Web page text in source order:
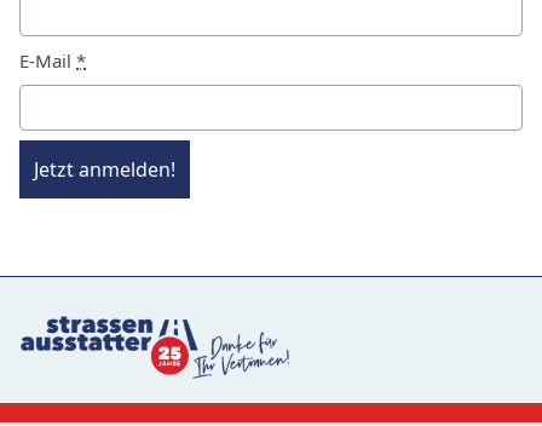
E-Mail *
Jetzt anmelden!